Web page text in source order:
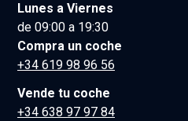
Lunes a Viernes
de 09:00 a 19:30
Compra un coche
+34 619 98 96 56
Vende tu coche
+34 638 97 97 84